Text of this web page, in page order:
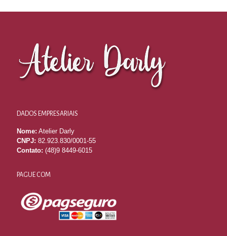
DADOS EMPRESARIAIS
Nome: Atelier Darly
CNPJ: 82.923.830/0001-55
Contato: (48)9 8449-6015
PAGUE COM